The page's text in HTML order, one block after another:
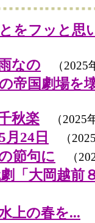
をフッと思
なの （2025
帝国劇場を
秋楽 （2025
24日 （
節句に （
「大岡越前
上の春を...